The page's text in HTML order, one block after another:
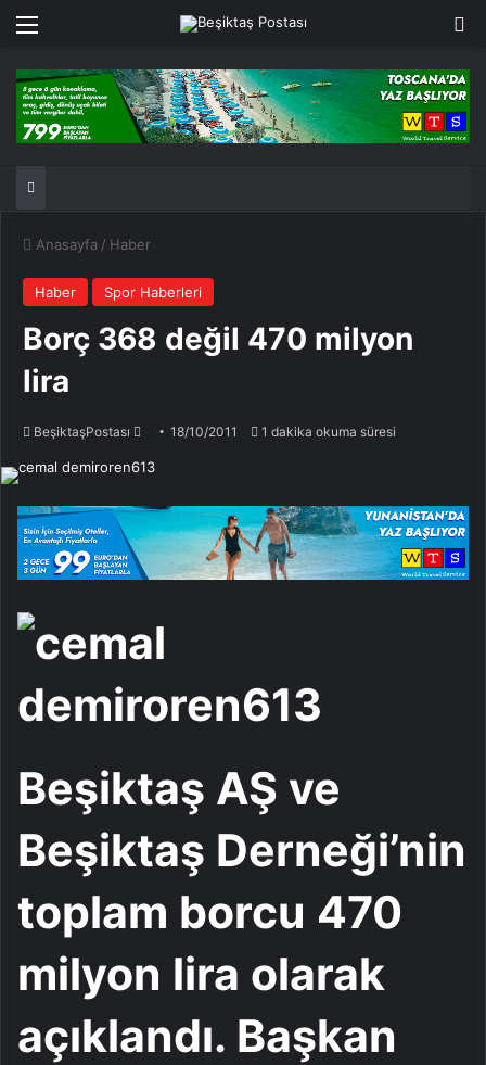
Menü
Anasayfa / Haber
Haber Spor Haberleri
Borç 368 değil 470 milyon
lira
BeşiktaşPostası
göndermek
18/10/2011 1 dakika okuma süresi
Beşiktaş AŞ ve
Beşiktaş Derneği’nin
toplam borcu 470
milyon lira olarak
açıklandı. Başkan